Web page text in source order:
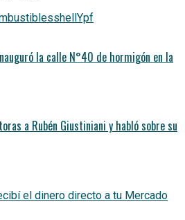
shellYpf
la calle N°40 de hormigón en la
a Rubén Giustiniani y habló sobre su